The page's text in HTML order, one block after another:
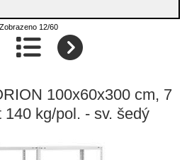
Zobrazeno 12/60
100x60x300 cm, 7
140 kg/pol. - sv. šedý